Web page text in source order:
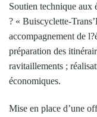
Soutien technique aux
? « Buiscyclette-
accompagnement de
préparation des
ravitaillements ;
économiques.
Mise en place d’une